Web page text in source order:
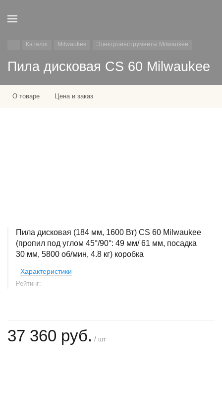
Каталог Milwaukee Электроинструменты Milwaukee
Пила дисковая CS 60 Milwaukee
О товаре Цена и заказ
Пила дисковая (184 мм, 1600 Вт) CS 60 Milwaukee
(пропил под углом 45°/90°: 49 мм/ 61 мм, посадка
30 мм, 5800 об/мин, 4.8 кг) коробка
Характеристики
Рейтинг:
37 360 руб. / шт